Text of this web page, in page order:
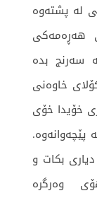
لە پشتەوە
هەڕەمەکی
سەرنج بدە
خاوەنی
خۆیدا خۆی
پێچەوانەوە.
بکات و
وەرگرە